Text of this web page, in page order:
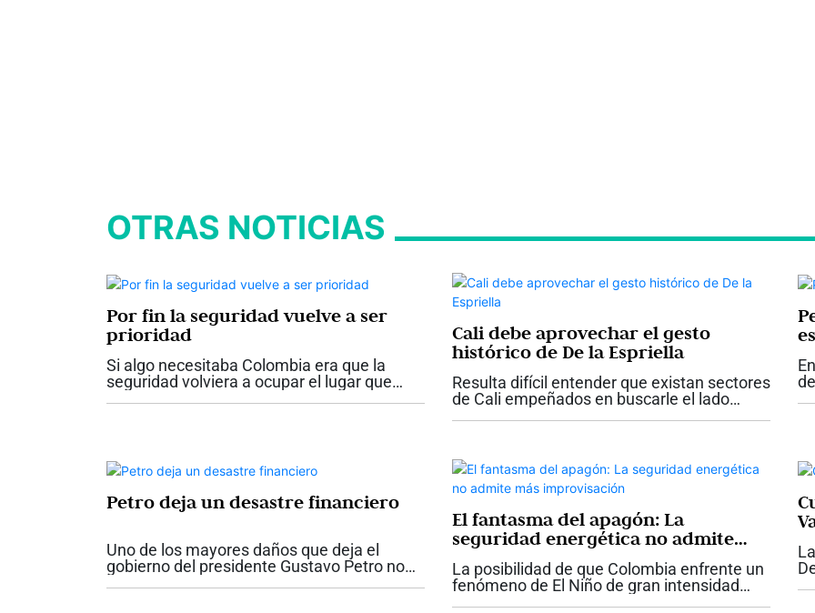
OTRAS NOTICIAS
Por fin la seguridad vuelve a ser
prioridad
Si algo necesitaba Colombia era que la
seguridad volviera a ocupar el lugar que
Cali debe aprovechar el gesto
histórico de De la Espriella
Resulta difícil entender que existan sectores
de Cali empeñados en buscarle el lado
negativo a uno de los hechos más
el...
Petro deja un desastre financiero
Uno de los mayores daños que deja el
gobierno del presidente Gustavo Petro no
El fantasma del apagón: La
seguridad energética no admite
más improvisación
La posibilidad de que Colombia enfrente un
fenómeno de El Niño de gran intensidad
vuelve a poner sobre la mesa una discusión